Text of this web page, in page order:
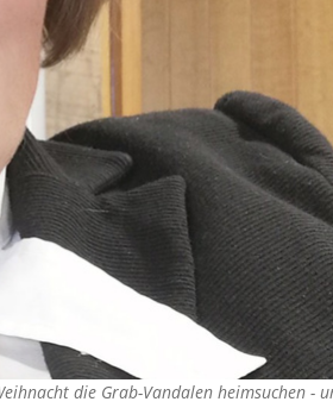
die Grab-Vandalen heimsuchen -